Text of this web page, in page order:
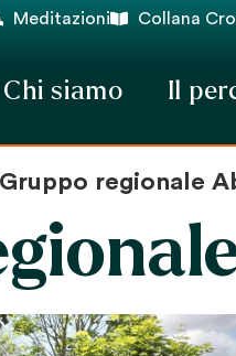
Meditazioni Collana
Chi siamo Il
Gruppo regionale